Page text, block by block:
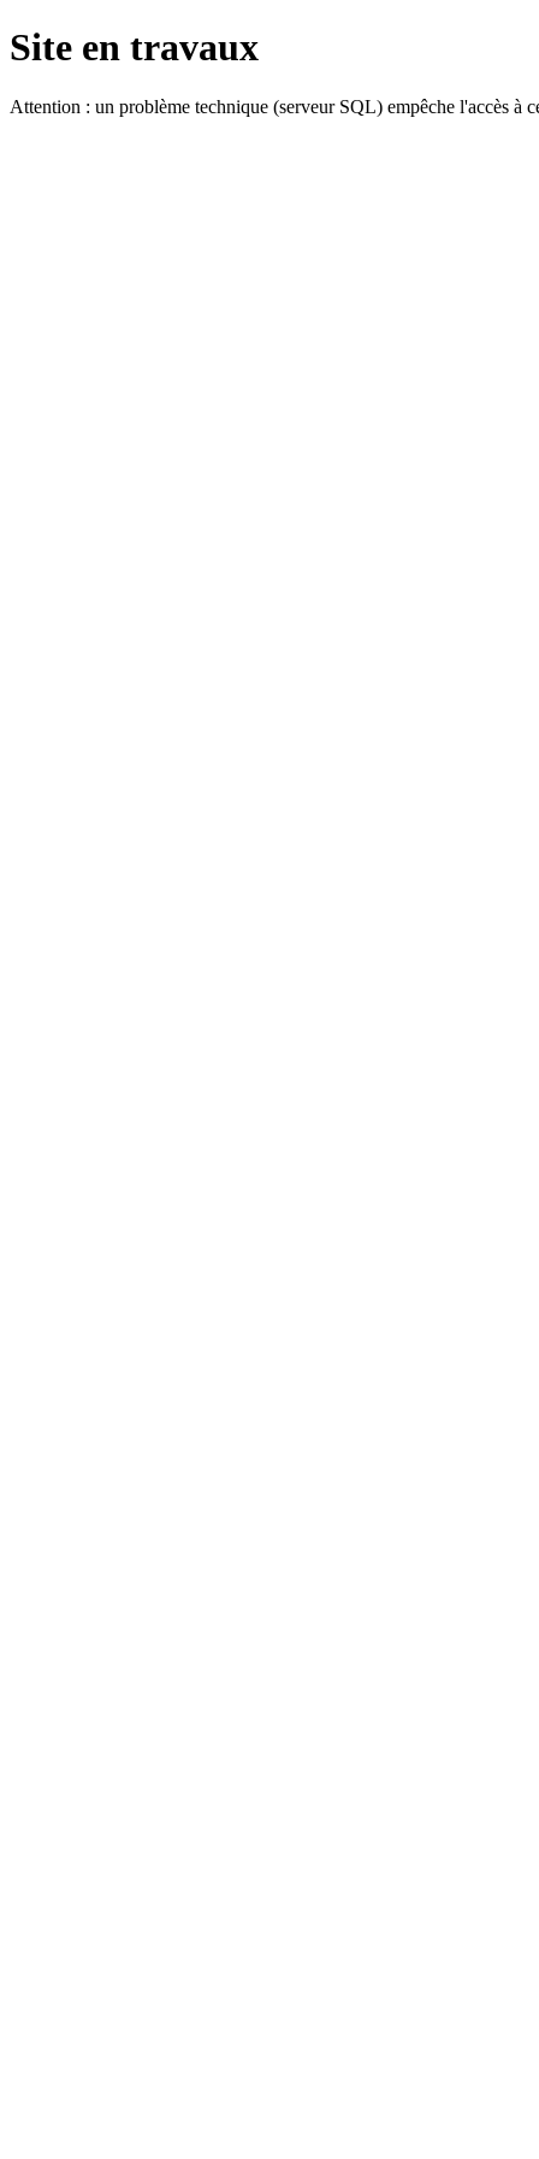
Site en travaux
Attention : un problème technique (serveur SQL) empêche l'accès à